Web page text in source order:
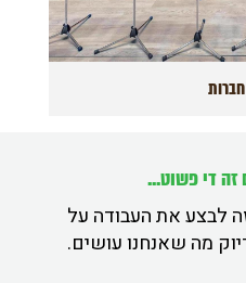
חברות
זה די פשוט...
לבצע את העבודה על
מה שאנחנו עושים.